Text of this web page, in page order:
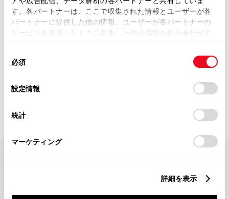
す。各パートナーは、ここで収集された情報とユーザーが各
パートナーに提供した他の情報、ユーザーが各パートナーの
サービスを使用したときに収集した他の情報を組み合わせて
使用することがあります。当ウェブサイトの使用を続行する
デバイスにすべてのCookie(クッキー)が保存されることに同
意したことになります。Cookie(クッキー)のオプトアウト、
設定の変更、同意を撤回したりするにあたっては、当社の
「Cookie（クッキー）情報の取り扱いについて
」をご覧くだ
必須
設定情報
統計
マーケティング
詳細を表示
い。
（2-7-4）
見積りシミュレーショントップへ
TOYOTAアカウント利用規約反社会的勢力に対する基本方針企業情報
©1995-2026 TOYOTA MOTOR CORPORATION. ALL RIGHTS RESERVED.